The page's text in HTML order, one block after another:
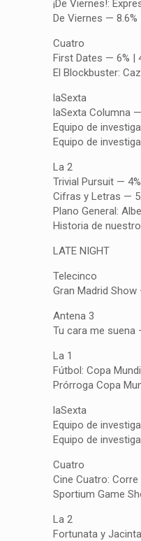
¡De Viernes!:
De Viernes — 8.6%
Cuatro
First Dates — 6% |
El Blockbuster:
laSexta
laSexta Columna
Equipo de
Equipo de
La 2
Trivial Pursuit —
Cifras y Letras —
Plano General:
Historia de
LATE NIGHT
Telecinco
Gran Madrid Show
Antena 3
Tu cara me suena
La 1
Fútbol: Copa
Prórroga Copa
laSexta
Equipo de
Equipo de
Cuatro
Cine Cuatro:
Sportium Game
La 2
Fortunata y